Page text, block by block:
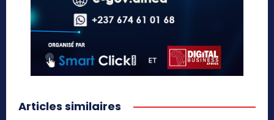
Articles similaires